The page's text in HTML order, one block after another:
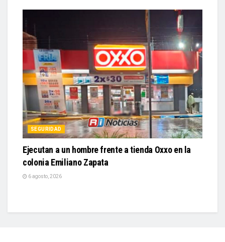
SEGURIDAD
Ejecutan a un hombre frente a tienda Oxxo en la
colonia Emiliano Zapata
6 agosto, 2026